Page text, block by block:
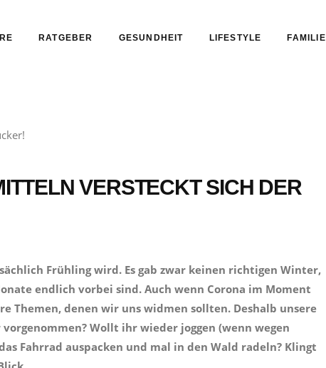
RATGEBER GESUNDHEIT LIFESTYLE FAMILIE
VERSTECKT SICH DER
Frühling wird. Es gab zwar keinen richtigen Winter,
endlich vorbei sind. Auch wenn Corona im Moment
Themen, denen wir uns widmen sollten. Deshalb unsere
Wollt ihr wieder joggen (wenn wegen
Fahrrad auspacken und mal in den Wald radeln? Klingt